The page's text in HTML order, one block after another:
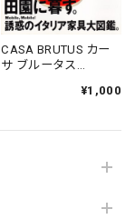
CASA BRUTUS カー
サ ブルータス
¥1,000